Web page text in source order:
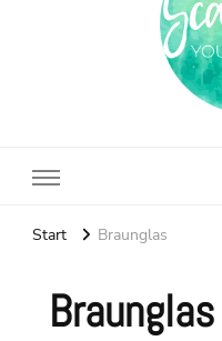
Start Braunglas
Braunglas